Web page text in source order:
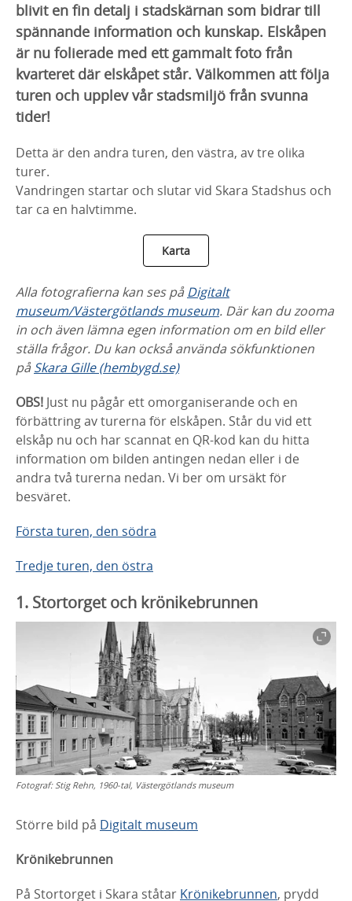
blivit en fin detalj i stadskärnan som bidrar till
spännande information och kunskap. Elskåpen
är nu folierade med ett gammalt foto från
kvarteret där elskåpet står. Välkommen att följa
turen och upplev vår stadsmiljö från svunna
tider!
Detta är den andra turen, den västra, av tre olika
turer.
Vandringen startar och slutar vid Skara Stadshus och
tar ca en halvtimme.
Karta
Alla fotografierna kan ses påDigitalt
museum/Västergötlands museum. Där kan du zooma
in och även lämna egen information om en bild eller
ställa frågor. Du kan också använda sökfunktionen
påSkara Gille (hembygd.se)
OBS! Just nu pågår ett omorganiserande och en
förbättring av turerna för elskåpen. Står du vid ett
elskåp nu och har scannat en QR-kod kan du hitta
information om bilden antingen nedan eller i de
andra två turerna nedan. Vi ber om ursäkt för
besväret.
Första turen, den södra
Tredje turen, den östra
1. Stortorget och krönikebrunnen
Fotograf:Stig Rehn, 1960-tal, Västergötlands museum
Större bild på Digitalt museum
Krönikebrunnen
På Stortorget i Skara ståtar Krönikebrunnen, prydd